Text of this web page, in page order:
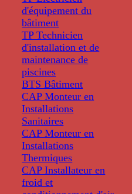
d'équipement du
bâtiment
TP Technicien
d'installation et de
maintenance de
piscines
BTS Bâtiment
CAP Monteur en
Installations
Sanitaires
CAP Monteur en
Installations
Thermiques
CAP Installateur en
froid et